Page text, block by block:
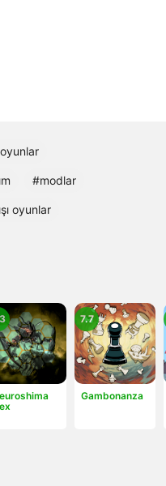
#modlar
oyunlar
Gambonanza
7.7